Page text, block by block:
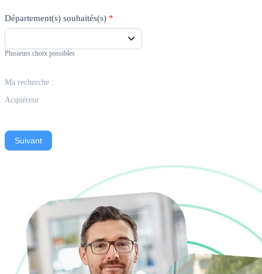
Département(s) souhaités(s) *
Plusieurs choix possibles
Ma recherche :
Acquéreur
Suivant